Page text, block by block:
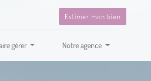
Estimer mon bien
gérer Notre agence